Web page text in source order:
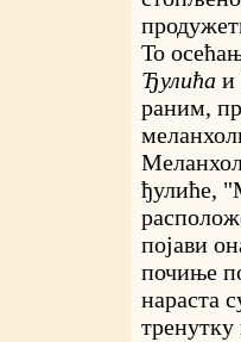
То
Ђулића и
раним,
ђулиће,
појави
почиње
нараста